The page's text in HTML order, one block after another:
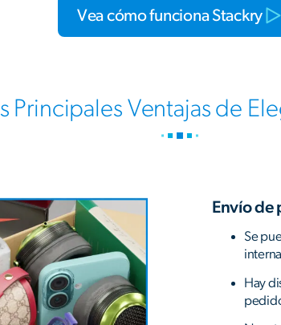
Vea cómo funciona Stackry
Principales Ventajas de
Envío de
Se
Hay